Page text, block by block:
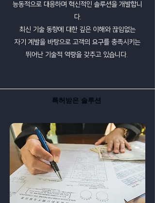
능동적으로 대응하며 혁신적인 솔루션을 개발합니
다.
최신 기술 동향에 대한 깊은 이해와 끊임없는
자기 계발을 바탕으로 고객의 요구를 충족시키는
뛰어난 기술적 역량을 갖추고 있습니다.
특허받은 솔루션